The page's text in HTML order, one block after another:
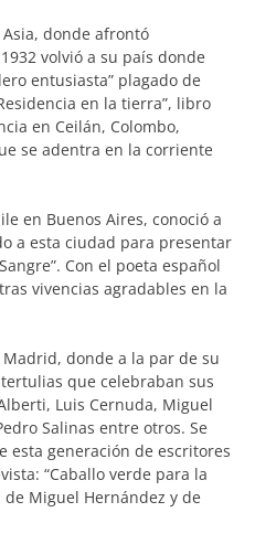
donde afrontó
volvió a su país donde
entusiasta” plagado de
en la tierra”, libro
en Ceilán, Colombo,
se adentra en la corriente
en Buenos Aires, conoció a
a esta ciudad para presentar
Con el poeta español
vivencias agradables en la
donde a la par de su
que celebraban sus
Luis Cernuda, Miguel
Salinas entre otros. Se
esta generación de escritores
“Caballo verde para la
Miguel Hernández y de